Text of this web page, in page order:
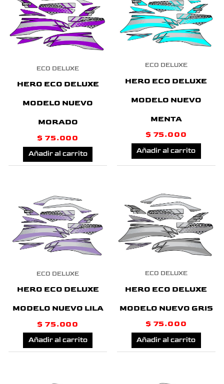
ECO DELUXE
HERO ECO DELUXE
MODELO NUEVO
MORADO
$ 75.000
Añadir al carrito
ECO DELUXE
HERO ECO DELUXE
MODELO NUEVO
MENTA
$ 75.000
Añadir al carrito
ECO DELUXE
HERO ECO DELUXE
MODELO NUEVO LILA
$ 75.000
Añadir al carrito
ECO DELUXE
HERO ECO DELUXE
MODELO NUEVO GRIS
$ 75.000
Añadir al carrito